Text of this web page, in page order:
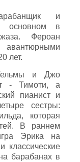
и
основном в
Фероан
лет.
и Джо
- Тимоти, а
пианист и
сестры:
которая
В раннем
Эрика на
классические
барабанах в